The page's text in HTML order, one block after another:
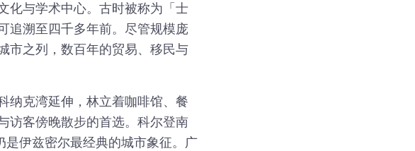
化与学术中心。古时被称为「士
追溯至四千多年前。尽管规模庞
市之列，数百年的贸易、移民与
纳克湾延伸，林立着咖啡馆、餐
访客傍晚散步的首选。科尔登南
是伊兹密尔最经典的城市象征。广